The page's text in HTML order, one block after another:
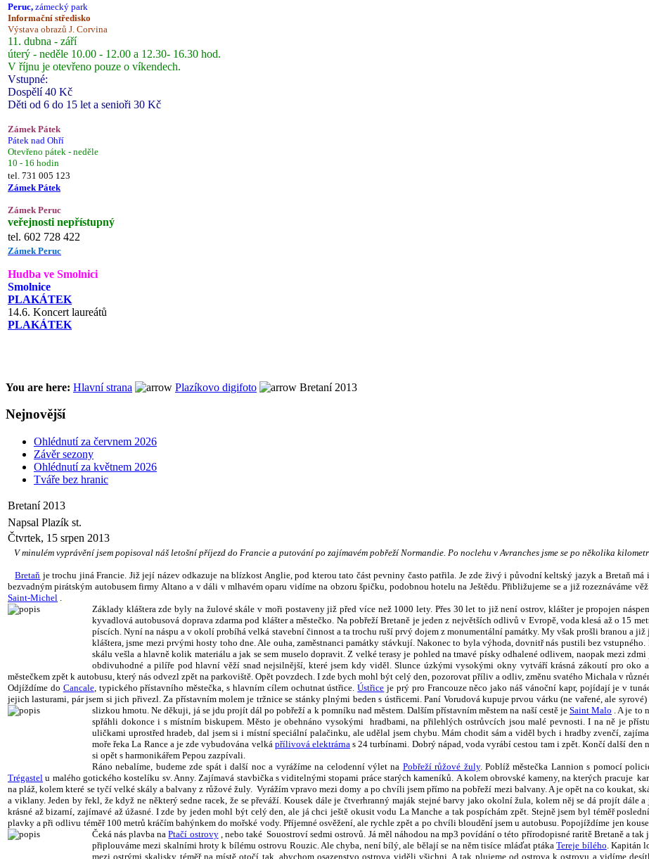
Peruc, zámecký park
Informační středisko
Výstava obrazů J. Corvina
11. dubna - září
úterý - neděle 10.00 - 12.00 a 12.30- 16.30 hod.
V říjnu je otevřeno pouze o víkendech.
Vstupné:
Dospělí 40 Kč
Děti od 6 do 15 let a senioři 30 Kč
Zámek Pátek
Pátek nad Ohří
Otevřeno pátek - neděle
10 - 16 hodin
tel. 731 005 123
Zámek Pátek
Zámek Peruc
veřejnosti nepřístupný
tel. 602 728 422
Zámek Peruc
Hudba ve Smolnici
Smolnice
PLAKÁTEK
14.6. Koncert laureátů
PLAKÁTEK
You are here: Hlavní strana Plazíkovo digifoto Bretaní 2013
Nejnovější
Ohlédnutí za červnem 2026
Závěr sezony
Ohlédnutí za květnem 2026
Tváře bez hranic
Bretaní 2013
Napsal Plazík st.
Čtvrtek, 15 srpen 2013
V minulém vyprávění jsem popisoval náš letošní příjezd do Francie a putování po zajímavém pobřeží Normandie. Po noclehu v Avranches jsme se po několika
Bretaň je trochu jiná Francie. Již její název odkazuje na blízkost Anglie, pod kterou tato část pevniny často patřila. Je zde živý i původní keltský jazyk a Bretaň
bezvadným pirátským autobusem firmy Altano a v dáli v mlhavém oparu vidíme na obzoru špičku, podobnou hotelu na Ještědu. Přibližujeme se a již rozeznáváme
Saint-Michel .
Základy kláštera zde byly na žulové skále v moři postaveny již před více než 1000 lety. Přes 30 let to již není ostrov, klášter je propojen
kyvadlová autobusová doprava zdarma pod klášter a městečko. Na pobřeží Bretaně je jeden z největších odlivů v Evropě, voda klesá až o 15
píscích. Nyní na náspu a v okolí probíhá velká stavební činnost a ta trochu ruší prvý dojem z monumentální památky. My však prošli branou a
kláštera, jsme mezi prvými hosty toho dne. Ale ouha, zaměstnanci památky stávkují. Nakonec to byla výhoda, dovnitř nás pustili bez
skálu vešla a hlavně kolik materiálu a jak se sem muselo dopravit. Z velké terasy je pohled na tmavé písky odhalené odlivem, naopak mezi
obdivuhodné a pilíře pod hlavní věží snad nejsilnější, které jsem kdy viděl. Slunce úzkými vysokými okny vytváří krásná zákoutí pro oko
městečkem zpět k autobusu, který nás odvezl zpět na parkoviště. Opět povzdech. I zde bych mohl být celý den, pozorovat příliv a odliv, změnu svatého Michala v
Odjíždíme do Cancale, typického přístavního městečka, s hlavním cílem ochutnat ústřice.Ústřice je prý pro Francouze něco jako náš vánoční kapr, pojídají je v
jejich lasturami, pár jsem si jich přivezl. Za přístavním molem je tržnice se stánky plnými beden s ústřicemi. Paní Vorudová kupuje prvou várku (ne vařené, ale
slizkou hmotu. Ne děkuji, já se jdu projít dál po pobřeží a k pomníku nad městem. Dalším přístavním městem na naší cestě je Saint Malo . A je to
spřáhli dokonce i s místním biskupem. Město je obehnáno vysokými hradbami, na přilehlých ostrůvcích jsou malé pevnosti. I na ně je
uličkami uprostřed hradeb, dal jsem si i místní speciální palačinku, ale udělal jsem chybu. Mám chodit sám a viděl bych i hradby zvenčí,
moře řeka La Rance a je zde vybudována velká přílivová elektrárnas 24 turbínami. Dobrý nápad, voda vyrábí cestou tam i zpět. Končí další den
si opět s harmonikářem Pepou zazpívali.
Ráno nebalíme, budeme zde spát i další noc a vyrážíme na celodenní výlet na Pobřeží růžové žuly. Poblíž městečka Lannion s pomocí
Trégastel u malého gotického kostelíku sv. Anny. Zajímavá stavbička s viditelnými stopami práce starých kameníků. A kolem obrovské kameny, na kterých pracuje
na pláž, kolem které se tyčí velké skály a balvany z růžové žuly. Vyrážím vpravo mezi domy a po chvíli jsem přímo na pobřeží mezi balvany. A je opět na co koukat,
a viklany. Jeden by řekl, že když ne některý sedne racek, že se převáží. Kousek dále je čtverhranný maják stejné barvy jako okolní žula, kolem něj se dá projít dále
krásné až bizarní, zajímavé až úžasné. I zde by jeden mohl být celý den, ale já chci ještě okusit vodu La Manche a tak pospíchám zpět. Stejně jsem byl téměř
plavky a při odlivu téměř 100 metrů kráčím bahýnkem do mořské vody. Příjemné osvěžení, ale rychle zpět a po chvíli bloudění jsem u autobusu. Popojíždíme jen
Čeká nás plavba naPtačí ostrovy, nebo také Souostroví sedmi ostrovů. Já měl náhodou na mp3 povídání o této přírodopisné raritě Bretaně a
připlouváme mezi skalními hroty k bílému ostrovu Rouzic. Ale chyba, není bílý, ale bělají se na něm tisíce mláďat ptákaTereje bílého. Kapitán
mezi ostrými skalisky téměř na místě otočí tak, abychom osazenstvo ostrova viděli všichni. A tak plujeme od ostrova k ostrovu a vidíme